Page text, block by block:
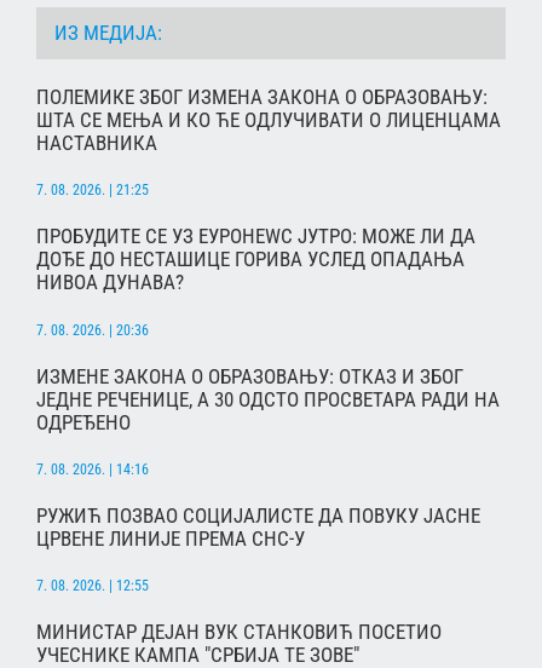
ИЗ МЕДИЈА:
ПОЛЕМИКЕ ЗБОГ ИЗМЕНА ЗАКОНА О ОБРАЗОВАЊУ:
ШТА СЕ МЕЊА И КО ЋЕ ОДЛУЧИВАТИ О ЛИЦЕНЦАМА
НАСТАВНИКА
7. 08. 2026. | 21:25
ПРОБУДИТЕ СЕ УЗ ЕУРОНЕWС ЈУТРО: МОЖЕ ЛИ ДА
ДОЂЕ ДО НЕСТАШИЦЕ ГОРИВА УСЛЕД ОПАДАЊА
НИВОА ДУНАВА?
7. 08. 2026. | 20:36
ИЗМЕНЕ ЗАКОНА О ОБРАЗОВАЊУ: ОТКАЗ И ЗБОГ
ЈЕДНЕ РЕЧЕНИЦЕ, А 30 ОДСТО ПРОСВЕТАРА РАДИ НА
ОДРЕЂЕНО
7. 08. 2026. | 14:16
РУЖИЋ ПОЗВАО СОЦИЈАЛИСТЕ ДА ПОВУКУ ЈАСНЕ
ЦРВЕНЕ ЛИНИЈЕ ПРЕМА СНС-У
7. 08. 2026. | 12:55
МИНИСТАР ДЕЈАН ВУК СТАНКОВИЋ ПОСЕТИО
УЧЕСНИКЕ КАМПА "СРБИЈА ТЕ ЗОВЕ"